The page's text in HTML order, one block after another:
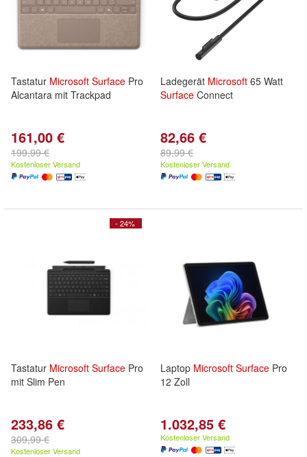
Tastatur Microsoft Surface Pro
Alcantara mit Trackpad
161,00 €
199,99 €
Kostenloser Versand
Ladegerät Microsoft 65 Watt
Surface Connect
82,66 €
89,99 €
Kostenloser Versand
- 24%
Tastatur Microsoft Surface Pro
mit Slim Pen
233,86 €
309,99 €
Kostenloser Versand
Laptop Microsoft Surface Pro
12 Zoll
1.032,85 €
Kostenloser Versand